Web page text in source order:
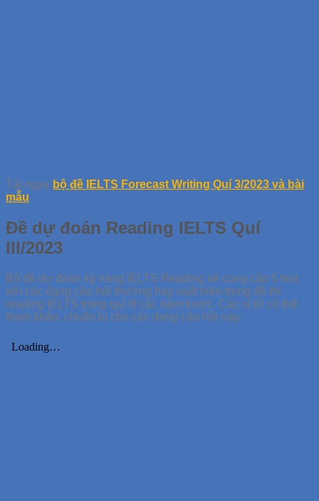
Tải ngay bộ đề IELTS Forecast Writing Quí 3/2023 và bài
mẫu
Đề dự đoán Reading IELTS Quí
III/2023
Bộ đề dự đoán kỹ năng IELTS Reading sẽ cung cấp 5 test
với các dạng câu hỏi thường hay xuất hiện trong đề thi
reading IELTS trong quí III các năm trước. Các sĩ tử có thể
tham khảo, chuẩn bị cho các dạng câu hỏi này.